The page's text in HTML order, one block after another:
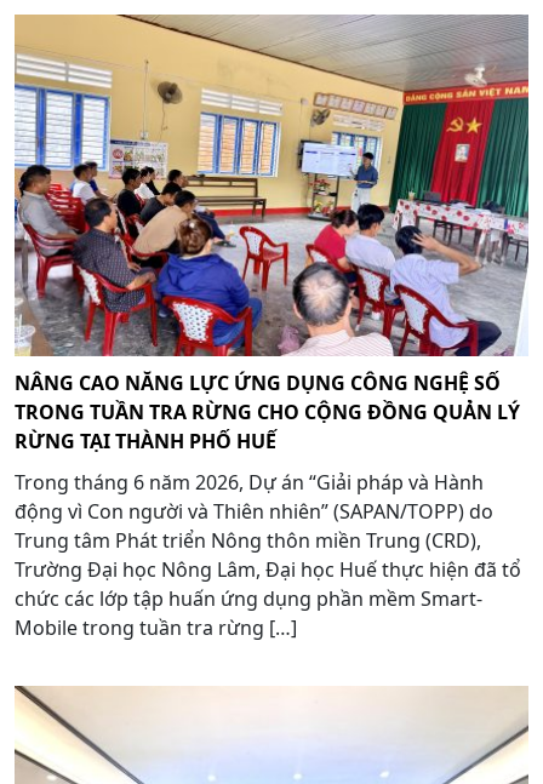
NÂNG CAO NĂNG LỰC ỨNG DỤNG CÔNG NGHỆ SỐ
TRONG TUẦN TRA RỪNG CHO CỘNG ĐỒNG QUẢN LÝ
RỪNG TẠI THÀNH PHỐ HUẾ
Trong tháng 6 năm 2026, Dự án “Giải pháp và Hành
động vì Con người và Thiên nhiên” (SAPAN/TOPP) do
Trung tâm Phát triển Nông thôn miền Trung (CRD),
Trường Đại học Nông Lâm, Đại học Huế thực hiện đã tổ
chức các lớp tập huấn ứng dụng phần mềm Smart-
Mobile trong tuần tra rừng […]